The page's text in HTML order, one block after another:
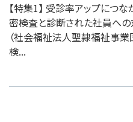
【特集1】 受診率アップにつ
密検査と診断された社員へ
（社会福祉法人聖隷福祉事
検...